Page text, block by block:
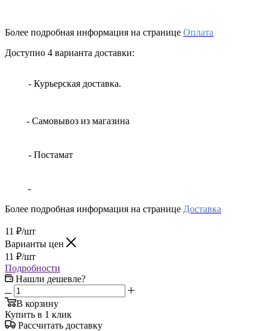
Более подробная информация на странице Оплата
Доступно 4 варианта доставки:
- Курьерская доставка.
- Самовывоз из магазина
- Постамат
-
Более подробная информация на странице Доставка
11 ₽/шт
Варианты цен
11 ₽/шт
Подробности
Нашли дешевле?
В корзину
Купить в 1 клик
Рассчитать доставку